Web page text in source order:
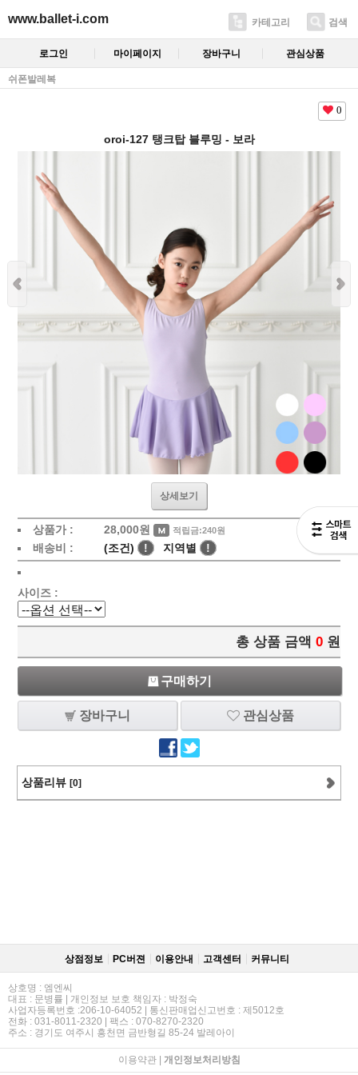
www.ballet-i.com 카테고리 검색
로그인 마이페이지 장바구니 관심상품
쉬폰발레복
0
oroi-127 탱크탑 블루밍 - 보라
상세보기
상품가 : 28,000원 적립금:240원
배송비 : (조건) ! 지역별 !
사이즈 :
총 상품 금액 0 원
구매하기
장바구니 관심상품
상품리뷰 [0]
상점정보 PC버젼 이용안내 고객센터 커뮤니티
상호명 : 엠엔씨
대표 : 문병률 | 개인정보 보호 책임자 : 박정숙
사업자등록번호 :206-10-64052 | 통신판매업신고번호 : 제5012호
전화 : 031-8011-2320 | 팩스 : 070-8270-2320
주소 : 경기도 여주시 흥천면 금반형길 85-24 발레아이
이용약관| 개인정보처리방침